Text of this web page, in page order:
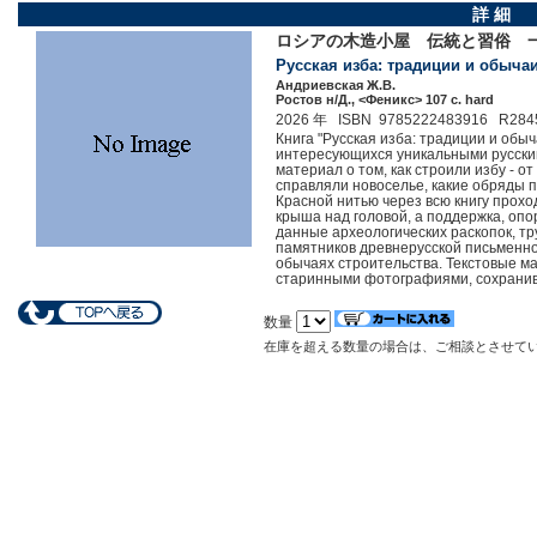
詳 細
ロシアの木造小屋 伝統と習俗
Русская изба: традиции и
Андриевская Ж.В.
Ростов н/Д., <Феникс> 107 c. hard
2026 年 ISBN 9785222483916
Книга "Русская изба: традиции и
интересующихся уникальными
материал о том, как строили избу -
справляли новоселье, какие обряды
Красной нитью через всю книгу
крыша над головой, а поддержка,
данные археологических раскопок,
памятников древнерусской
обычаях строительства. Текстовые
старинными фотографиями,
数量
在庫を超える数量の場合は、ご相談とさせて